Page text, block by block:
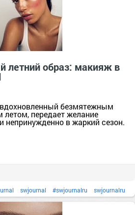
#лакдляногтей
#подарок
#пудра тер. сдт Подарок (г.Уржум) [714111]
яркаяпомада
летний образ: макияж в
безмятежным
передает желание
непринужденно в жаркий сезон.
swjournal #swjournalru swjournalru